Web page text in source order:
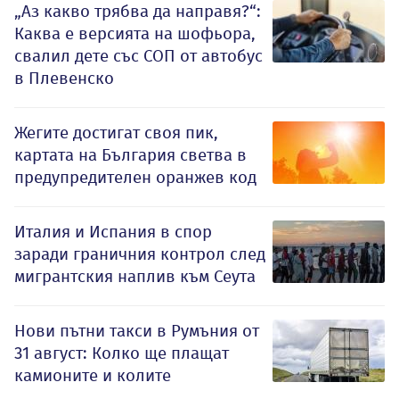
„Аз какво трябва да направя?“:
Каква е версията на шофьора,
свалил дете със СОП от автобус
в Плевенско
Жегите достигат своя пик,
картата на България светва в
предупредителен оранжев код
Италия и Испания в спор
заради граничния контрол след
мигрантския наплив към Сеута
Нови пътни такси в Румъния от
31 август: Колко ще плащат
камионите и колите